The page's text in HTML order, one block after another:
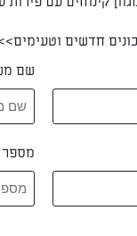
טועמים
חדשים
שם
מספר